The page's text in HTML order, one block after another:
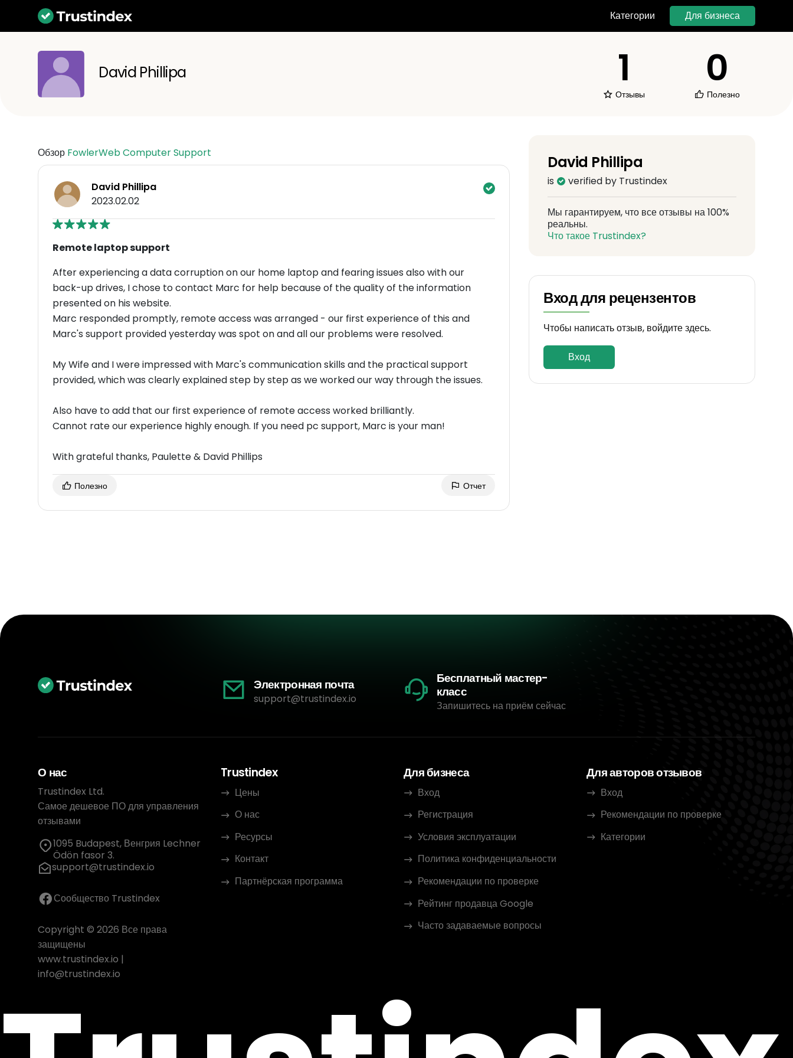
Категории Для бизнеса
David Phillipa 1
Отзывы
0
Полезно
Обзор FowlerWeb Computer Support
David Phillipa
2023.02.02
Remote laptop support
After experiencing a data corruption on our home laptop and fearing issues also with our
back-up drives, I chose to contact Marc for help because of the quality of the information
presented on his website.
Marc responded promptly, remote access was arranged - our first experience of this and
Marc's support provided yesterday was spot on and all our problems were resolved.
My Wife and I were impressed with Marc's communication skills and the practical support
provided, which was clearly explained step by step as we worked our way through the issues.
Also have to add that our first experience of remote access worked brilliantly.
Cannot rate our experience highly enough. If you need pc support, Marc is your man!
With grateful thanks, Paulette & David Phillips
Полезно Отчет
David Phillipa
is verified by Trustindex
Мы гарантируем, что все отзывы на 100%
реальны.
Что такое Trustindex?
Вход для рецензентов
Чтобы написать отзыв, войдите здесь.
Вход
Электронная почта
support@trustindex.io
Бесплатный мастер-
класс
Запишитесь на приём сейчас
О нас
Trustindex Ltd.
Самое дешевое ПО для управления
отзывами
1095 Budapest, Венгрия Lechner
Ödön fasor 3.
support@trustindex.io
Сообщество Trustindex
Copyright © 2026 Все права
защищены
www.trustindex.io |
info@trustindex.io
Trustindex
Цены
О нас
Ресурсы
Контакт
Партнёрская программа
Для бизнеса
Вход
Регистрация
Условия эксплуатации
Политика конфиденциальности
Рекомендации по проверке
Рейтинг продавца Google
Часто задаваемые вопросы
Для авторов отзывов
Вход
Рекомендации по проверке
Категории